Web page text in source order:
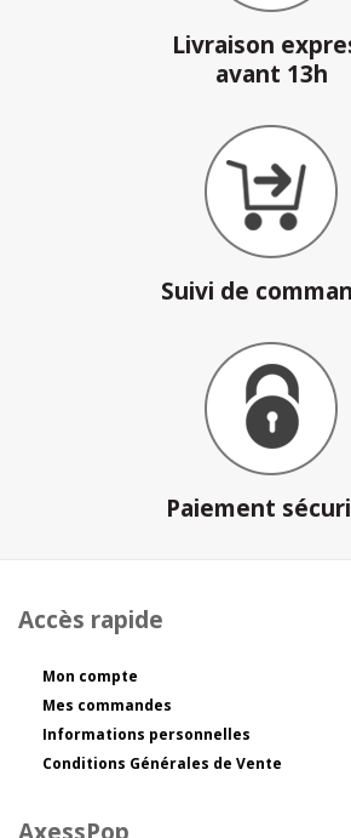
Livraison
avant 13h
Suivi de
Paiement
Accès rapide
Mon compte
Mes commandes
Informations personnelles
Conditions Générales de Vente